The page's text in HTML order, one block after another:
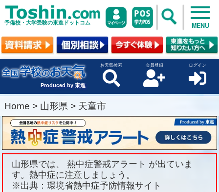
予備校・大学受験の東進ドットコム MENU
Produced by 東進
お天気検索 会員登録 ログイン
Home > 山形県 > 天童市
山形県では、 熱中症警戒アラート が出ていま
す。熱中症に注意しましょう。
※出典：環境省熱中症予防情報サイト